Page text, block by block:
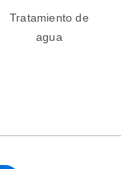
Tratamiento de
agua